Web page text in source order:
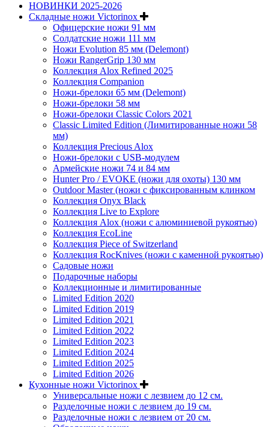
НОВИНКИ 2025-2026
Складные ножи Victorinox
Офицерские ножи 91 мм
Солдатские ножи 111 мм
Ножи Evolution 85 мм (Delemont)
Ножи RangerGrip 130 мм
Коллекция Alox Refined 2025
Коллекция Companion
Ножи-брелоки 65 мм (Delemont)
Ножи-брелоки 58 мм
Ножи-брелоки Classic Colors 2021
Classic Limited Edition (Лимитированные ножи 58
мм)
Коллекция Precious Alox
Ножи-брелоки с USB-модулем
Армейские ножи 74 и 84 мм
Hunter Pro / EVOKE (ножи для охоты) 130 мм
Outdoor Master (ножи с фиксированным клинком
Коллекция Onyx Black
Коллекция Live to Explore
Коллекция Alox (ножи с алюминиевой рукоятью)
Коллекция EcoLine
Коллекция Piece of Switzerland
Коллекция RocKnives (ножи с каменной рукоятью)
Садовые ножи
Подарочные наборы
Коллекционные и лимитированные
Limited Edition 2020
Limited Edition 2019
Limited Edition 2021
Limited Edition 2022
Limited Edition 2023
Limited Edition 2024
Limited Edition 2025
Limited Edition 2026
Кухонные ножи Victorinox
Универсальные ножи с лезвием до 12 см.
Разделочные ножи с лезвием до 19 см.
Разделочные ножи с лезвием от 20 см.